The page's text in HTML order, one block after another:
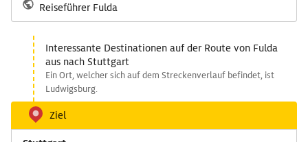
Reiseführer Fulda
Interessante Destinationen auf der Route von Fulda
aus nach Stuttgart
Ein Ort, welcher sich auf dem Streckenverlauf befindet, ist
Ludwigsburg.
Ziel